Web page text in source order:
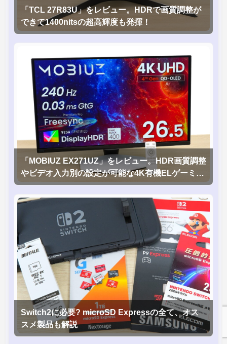
「TCL 27R83U」をレビュー。HDRで画質調整が
できて1400nitsの超高輝度も発揮！
「MOBIUZ EX271UZ」をレビュー。HDR画質調整
やビデオ入力別の設定が可能な4K有機ELゲーミン
グモニタを徹底検証
Switch2に必要? microSD Expressの全て、オス
スメ製品も解説